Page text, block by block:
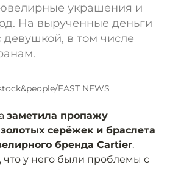
украшения и
На вырученные деньги
девушкой, в том числе
EAST NEWS
заметила пропажу
серёжек и браслета
бренда Cartier.
что у него были проблемы с